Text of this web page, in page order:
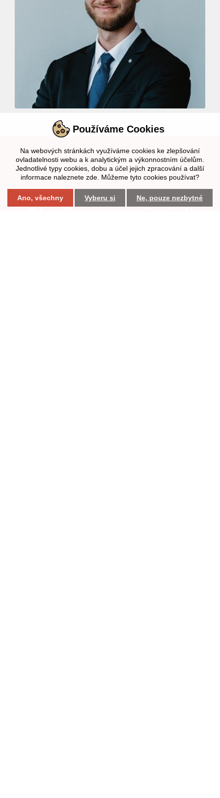
  
Nastavení cookies web by iCard.cz
ZAUJALI JSME VÁS?
Používáme Cookies
Na webových stránkách využíváme cookies ke zlepšování
ovladatelnosti webu a k analytickým a výkonnostním účelům.
Jednotlivé typy cookies, dobu a účel jejich zpracování a další
informace naleznete zde. Můžeme tyto cookies používat?
Ano, všechny Vyberu si Ne, pouze nezbytné